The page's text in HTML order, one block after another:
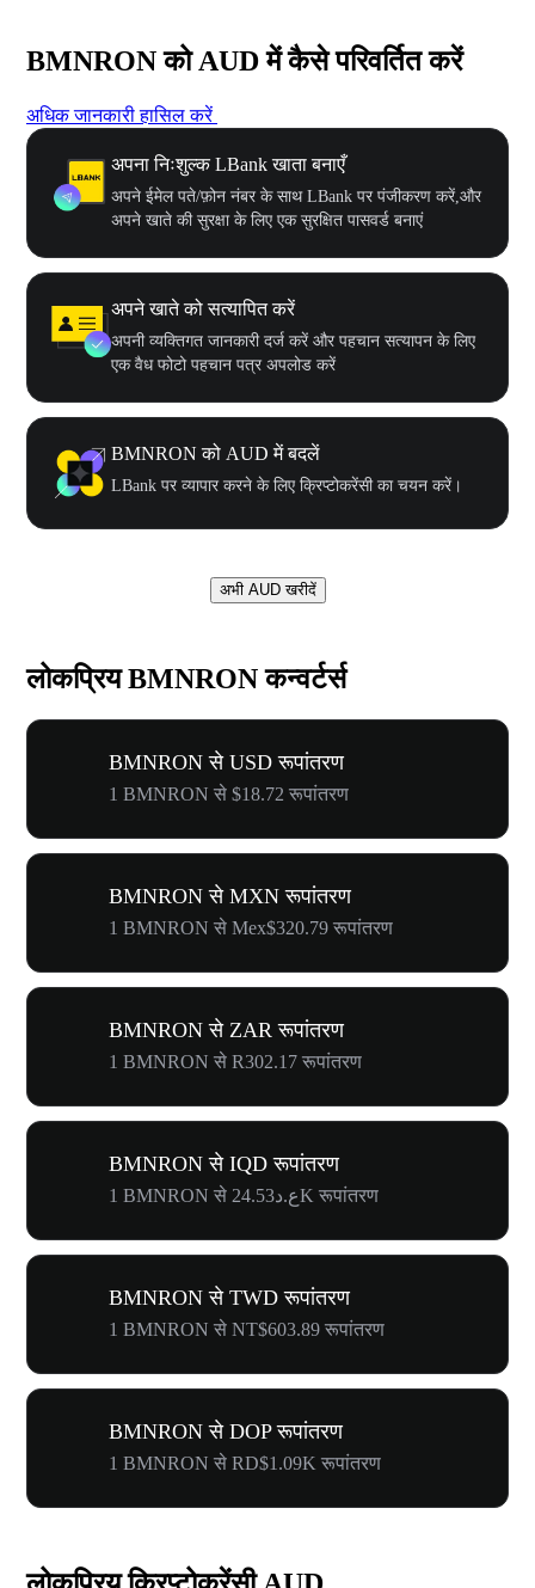
BMNRON को AUD में कैसे परिवर्तित करें
अधिक जानकारी हासिल करें
अपना निःशुल्क LBank खाता बनाएँ
अपने ईमेल पते/फ़ोन नंबर के साथ LBank पर पंजीकरण करें,और
अपने खाते की सुरक्षा के लिए एक सुरक्षित पासवर्ड बनाएं
अपने खाते को सत्यापित करें
अपनी व्यक्तिगत जानकारी दर्ज करें और पहचान सत्यापन के लिए
एक वैध फोटो पहचान पत्र अपलोड करें
BMNRON को AUD में बदलें
LBank पर व्यापार करने के लिए क्रिप्टोकरेंसी का चयन करें।
अभी AUD खरीदें
लोकप्रिय BMNRON कन्वर्टर्स
BMNRON से USD रूपांतरण
1 BMNRON से $18.72 रूपांतरण
BMNRON से MXN रूपांतरण
1 BMNRON से Mex$320.79 रूपांतरण
BMNRON से ZAR रूपांतरण
1 BMNRON से R302.17 रूपांतरण
BMNRON से IQD रूपांतरण
1 BMNRON से ع.د24.53K रूपांतरण
BMNRON से TWD रूपांतरण
1 BMNRON से NT$603.89 रूपांतरण
BMNRON से DOP रूपांतरण
1 BMNRON से RD$1.09K रूपांतरण